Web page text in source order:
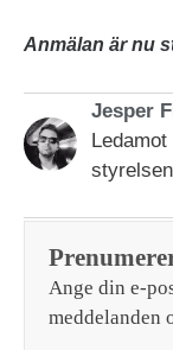
Anmälan är nu
Jesper
Ledamot
Ange din e-
meddelanden